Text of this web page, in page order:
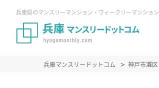
兵庫県のマンスリーマンション・ウィークリーマンション
兵庫マンスリードットコム 神戸市灘区